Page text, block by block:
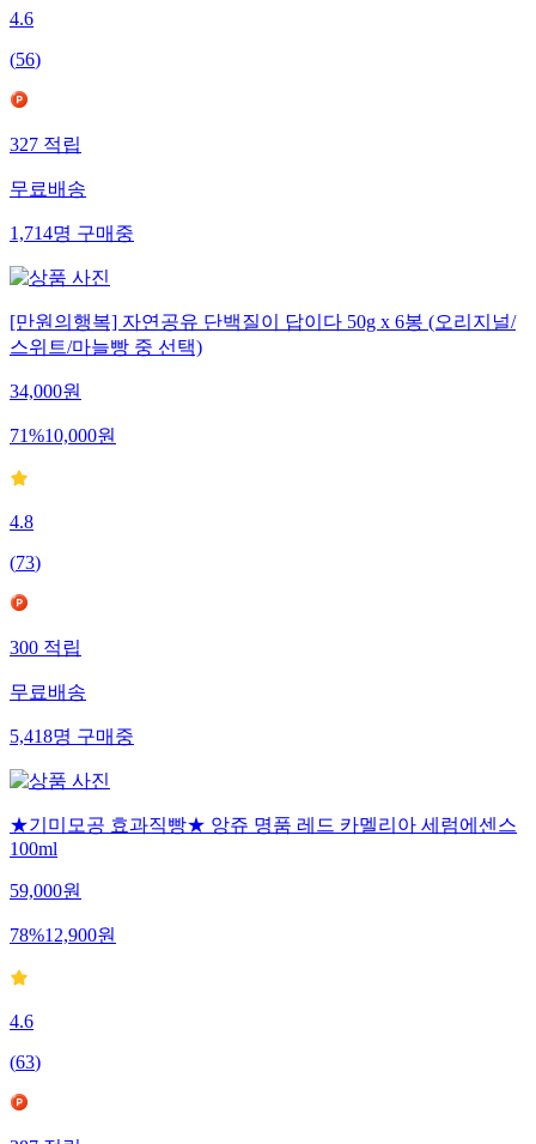
4.6
(56)
327적립
무료배송
1,714명구매중
[만원의행복] 자연공유 단백질이 답이다 50g x 6봉 (오리지널/
스위트/마늘빵 중 선택)
34,000원
71%10,000원
4.8
(73)
300적립
무료배송
5,418명구매중
★기미모공 효과직빵★ 앙쥬 명품 레드 카멜리아 세럼에센스
100ml
59,000원
78%12,900원
4.6
(63)